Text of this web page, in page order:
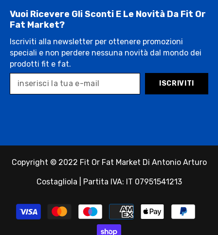
Vuoi Ricevere Gli Sconti E Le Novità Da Fit Or
Fat Market?
Iscriviti alla newsletter per ottenere promozioni
speciali e non perdere nessuna novità dal mondo dei
prodotti fit e fat.
ISCRIVITI
Copyright © 2022 Fit Or Fat Market Di Antonio Arturo
Costagliola | Partita IVA: IT 07951541213
Payment
methods